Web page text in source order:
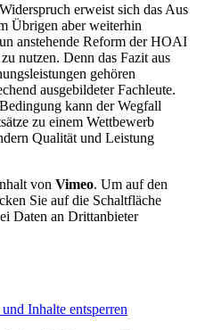
erweist sich das Aus
Übrigen aber weiterhin
anstehende Reform der HOAI
nutzen. Denn das Fazit aus
gehören
ausgebildeter Fachleute.
kann der Wegfall
zu einem Wettbewerb
Qualität und Leistung
von Vimeo. Um auf den
Sie auf die Schaltfläche
Daten an Drittanbieter
Inhalte entsperren